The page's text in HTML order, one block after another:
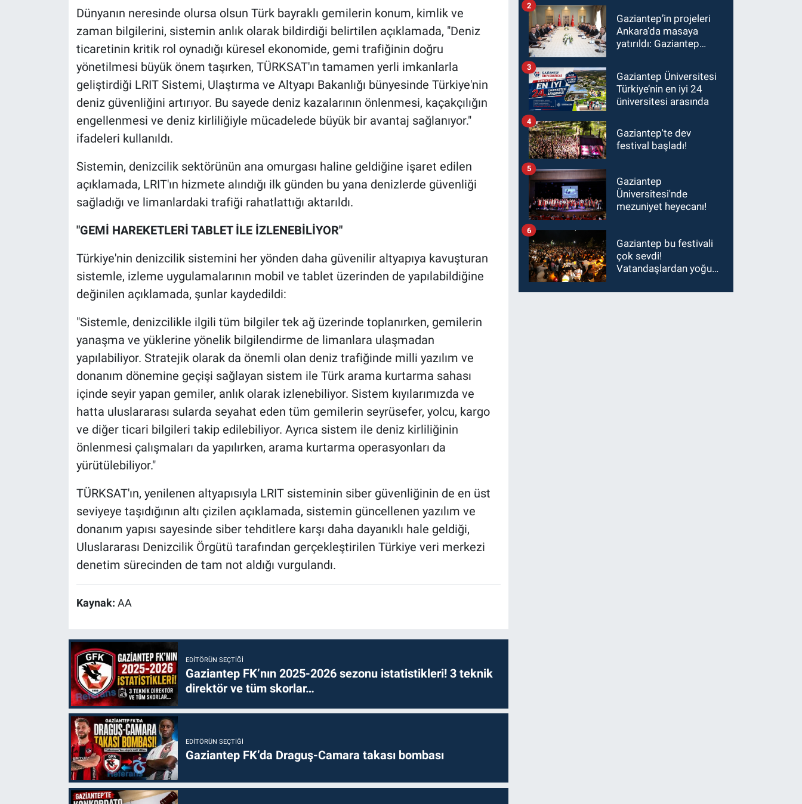
Dünyanın neresinde olursa olsun Türk bayraklı gemilerin konum, kimlik ve
zaman bilgilerini, sistemin anlık olarak bildirdiği belirtilen açıklamada, "Deniz
ticaretinin kritik rol oynadığı küresel ekonomide, gemi trafiğinin doğru
yönetilmesi büyük önem taşırken, TÜRKSAT'ın tamamen yerli imkanlarla
geliştirdiği LRIT Sistemi, Ulaştırma ve Altyapı Bakanlığı bünyesinde Türkiye'nin
deniz güvenliğini artırıyor. Bu sayede deniz kazalarının önlenmesi, kaçakçılığın
engellenmesi ve deniz kirliliğiyle mücadelede büyük bir avantaj sağlanıyor."
ifadeleri kullanıldı.
Sistemin, denizcilik sektörünün ana omurgası haline geldiğine işaret edilen
açıklamada, LRIT'ın hizmete alındığı ilk günden bu yana denizlerde güvenliği
sağladığı ve limanlardaki trafiği rahatlattığı aktarıldı.
"GEMİ HAREKETLERİ TABLET İLE İZLENEBİLİYOR"
Türkiye'nin denizcilik sistemini her yönden daha güvenilir altyapıya kavuşturan
sistemle, izleme uygulamalarının mobil ve tablet üzerinden de yapılabildiğine
değinilen açıklamada, şunlar kaydedildi:
"Sistemle, denizcilikle ilgili tüm bilgiler tek ağ üzerinde toplanırken, gemilerin
yanaşma ve yüklerine yönelik bilgilendirme de limanlara ulaşmadan
yapılabiliyor. Stratejik olarak da önemli olan deniz trafiğinde milli yazılım ve
donanım dönemine geçişi sağlayan sistem ile Türk arama kurtarma sahası
içinde seyir yapan gemiler, anlık olarak izlenebiliyor. Sistem kıyılarımızda ve
hatta uluslararası sularda seyahat eden tüm gemilerin seyrüsefer, yolcu, kargo
ve diğer ticari bilgileri takip edilebiliyor. Ayrıca sistem ile deniz kirliliğinin
önlenmesi çalışmaları da yapılırken, arama kurtarma operasyonları da
yürütülebiliyor."
TÜRKSAT'ın, yenilenen altyapısıyla LRIT sisteminin siber güvenliğinin de en üst
seviyeye taşıdığının altı çizilen açıklamada, sistemin güncellenen yazılım ve
donanım yapısı sayesinde siber tehditlere karşı daha dayanıklı hale geldiği,
Uluslararası Denizcilik Örgütü tarafından gerçekleştirilen Türkiye veri merkezi
denetim sürecinden de tam not aldığı vurgulandı.
Kaynak: AA
EDITÖRÜN SEÇTIĞI
Gaziantep FK’nın 2025-2026 sezonu istatistikleri! 3 teknik
direktör ve tüm skorlar…
EDITÖRÜN SEÇTIĞI
Gaziantep FK’da Draguş-Camara takası bombası
Gaziantep’in projeleri
Ankara’da masaya
yatırıldı: Gaziantep
Şimşek’e ziyaret!
2
Gaziantep Üniversitesi
Türkiye’nin en iyi 24
üniversitesi arasında
3
Gaziantep'te dev
festival başladı!
4
Gaziantep
Üniversitesi'nde
mezuniyet heyecanı!
5
Gaziantep bu festivali
çok sevdi!
Vatandaşlardan yoğun
6